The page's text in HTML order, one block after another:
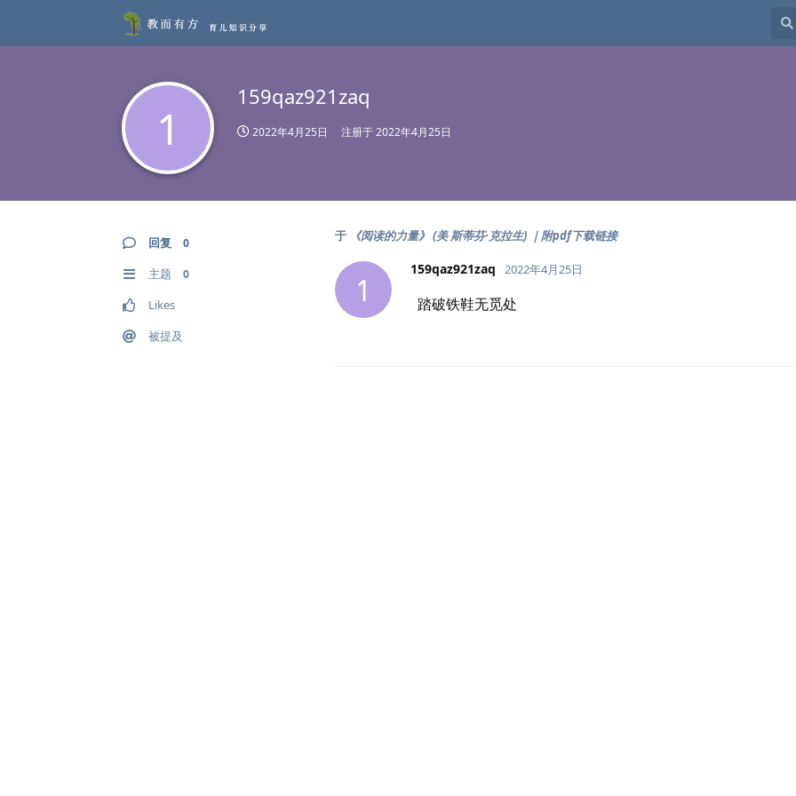
1
159qaz921zaq
2022年4月25日 注册于2022年4月25日
回复 0
主题 0
Likes
被提及
于 《阅读的力量》 (美 斯蒂芬·克拉生) ｜附pdf下载链接
1
159qaz921zaq 2022年4月25日
踏破铁鞋无觅处